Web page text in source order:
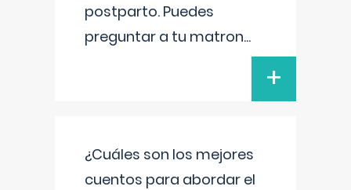
postparto. Puedes
preguntar a tu matron...
+
¿Cuáles son los mejores
cuentos para abordar el